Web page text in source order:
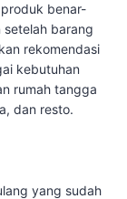
benar-
setelah barang
rekomendasi
kebutuhan
rumah tangga
dan resto.
yang sudah